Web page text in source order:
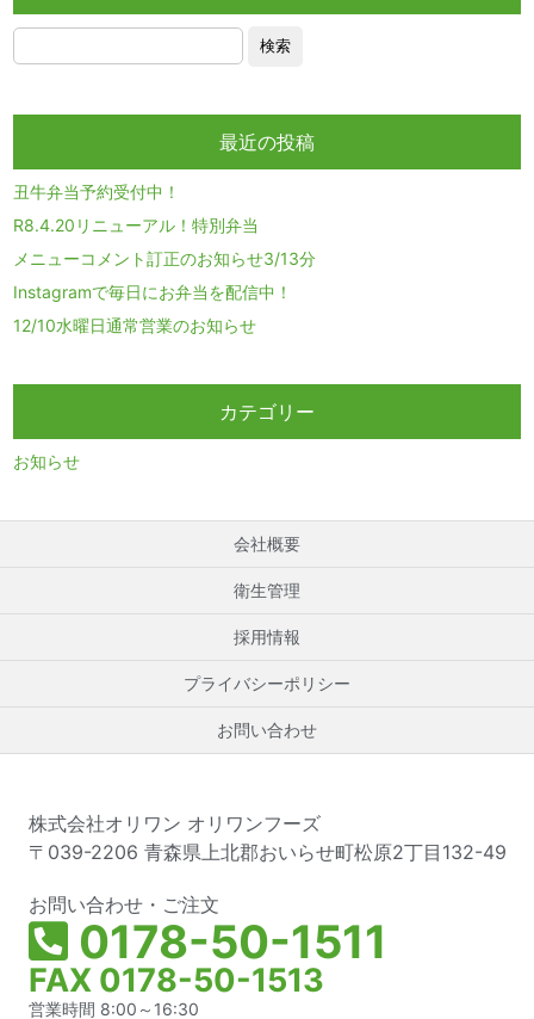
最近の投稿
丑牛弁当予約受付中！
R8.4.20リニューアル！特別弁当
メニューコメント訂正のお知らせ3/13分
Instagramで毎日にお弁当を配信中！
12/10水曜日通常営業のお知らせ
カテゴリー
お知らせ
会社概要
衛生管理
採用情報
プライバシーポリシー
お問い合わせ
株式会社オリワン オリワンフーズ
〒039-2206 青森県上北郡おいらせ町松原2丁目132-49
お問い合わせ・ご注文
0178-50-1511
FAX 0178-50-1513
営業時間 8:00～16:30